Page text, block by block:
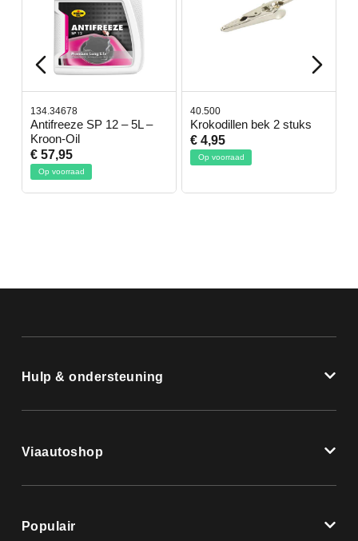
134.34678
Antifreeze SP 12 – 5L –
Kroon-Oil
€ 57,95
Op voorraad
40.500
Krokodillen bek 2 stuks
€ 4,95
Op voorraad
Hulp & ondersteuning
Viaautoshop
Populair